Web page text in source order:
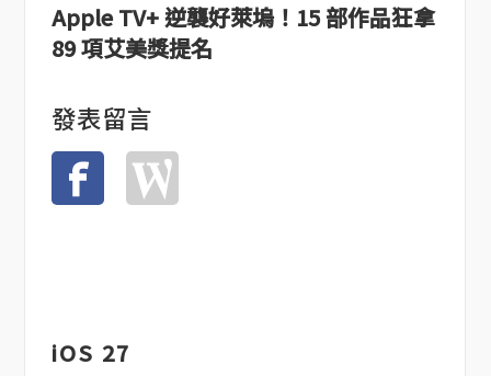
Apple TV+ 逆襲好萊塢！15 部作品狂拿
89 項艾美獎提名
發表留言
iOS 27